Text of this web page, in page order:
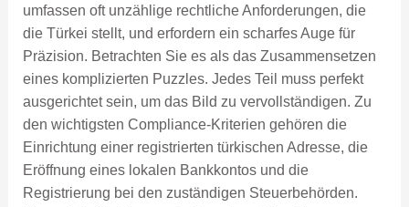
umfassen oft unzählige rechtliche Anforderungen, die
die Türkei stellt, und erfordern ein scharfes Auge für
Präzision. Betrachten Sie es als das Zusammensetzen
eines komplizierten Puzzles. Jedes Teil muss perfekt
ausgerichtet sein, um das Bild zu vervollständigen. Zu
den wichtigsten Compliance-Kriterien gehören die
Einrichtung einer registrierten türkischen Adresse, die
Eröffnung eines lokalen Bankkontos und die
Registrierung bei den zuständigen Steuerbehörden.